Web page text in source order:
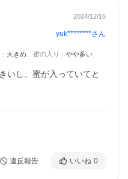
2024/12/16
yuk********さん
： 大きめ 蜜の入り ： やや多い
いし、蜜が入っていてと
違反報告 いいね 0